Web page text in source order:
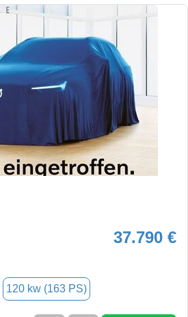
37.790 €
120 kw (163 PS)